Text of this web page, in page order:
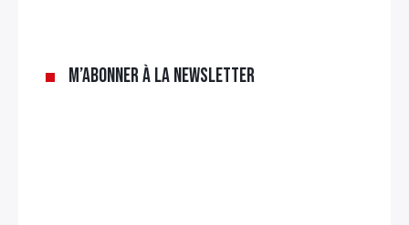
M’abonner à la newsletter